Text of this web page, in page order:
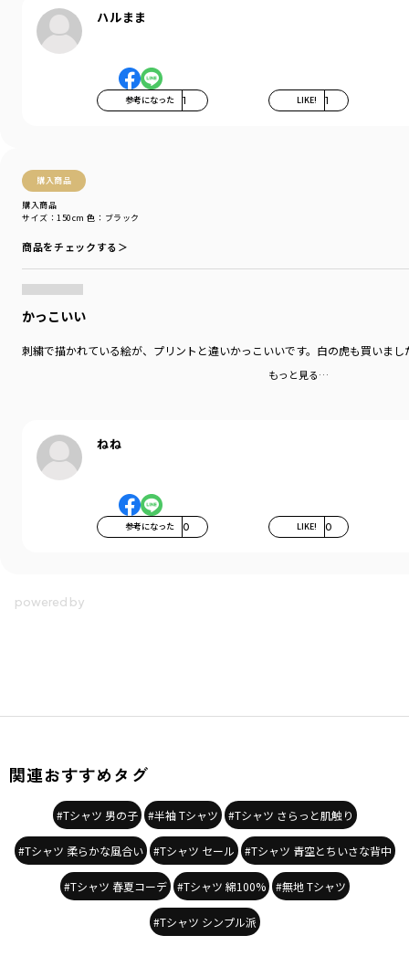
ハルまま
参考になった 1 LIKE! 1
購入商品
購入商品
サイズ：150cm 色：ブラック
商品をチェックする＞
かっこいい
刺繍で描かれている絵が、プリントと違いかっこいいです。白の虎も買いまし
もっと見る…
ねね
参考になった 0 LIKE! 0
関連おすすめタグ
#Tシャツ 男の子 #半袖 Tシャツ #Tシャツ さらっと肌触り
#Tシャツ 柔らかな風合い #Tシャツ セール #Tシャツ 青空とちいさな背中
#Tシャツ 春夏コーデ #Tシャツ 綿100% #無地 Tシャツ
#Tシャツ シンプル派